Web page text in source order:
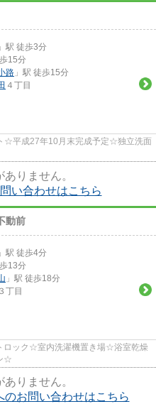
」駅 徒歩3分
15分
路 」駅 徒歩15分
４丁目
平成27年10月末完成予定☆独立洗面
りません。
い合わせはこちら
動前
」駅 徒歩4分
13分
」駅 徒歩18分
３丁目
ック☆室内洗濯機置き場☆浴室乾燥
☆
りません。
お問い合わせはこちら